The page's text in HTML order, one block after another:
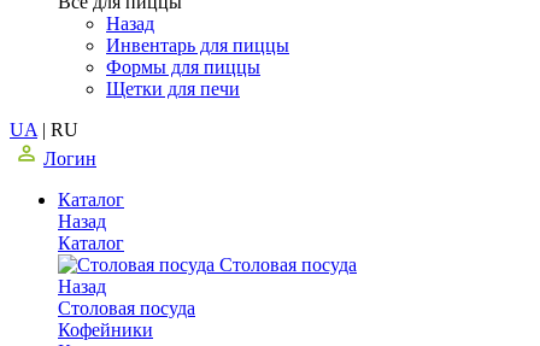
Назад
Инвентарь для пиццы
Формы для пиццы
Щетки для печи
UA | RU
Логин
Каталог
Назад
Каталог
Столовая посуда
Назад
Столовая посуда
Кофейники